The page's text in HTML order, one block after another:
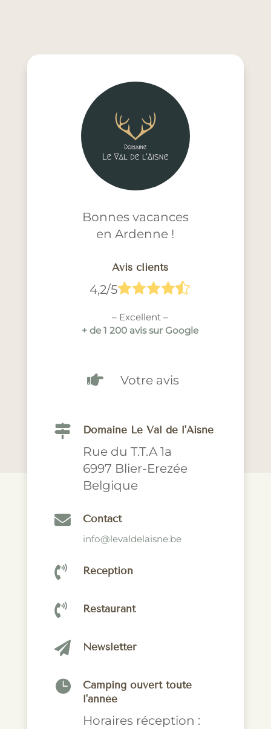
Bonnes vacances
en Ardenne !
Avis clients
4,2/5
– Excellent –
+ de 1 200 avis sur Google
 Votre avis
 Domaine Le Val de l'Aisne
Rue du T.T.A 1a
6997 Blier-Erezée
Belgique
 Contact
info@levaldelaisne.be
 Réception
 Restaurant
 Newsletter

Camping ouvert toute
l'année
Horaires réception :